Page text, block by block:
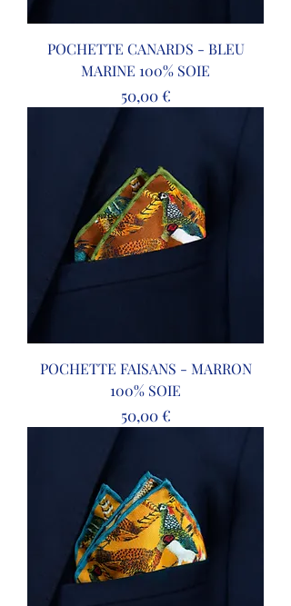
POCHETTE CANARDS - BLEU
MARINE 100% SOIE
Prix
50,00 €
POCHETTE FAISANS - MARRON
100% SOIE
Prix
50,00 €